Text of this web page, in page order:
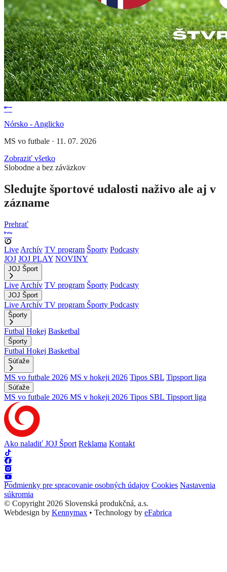
Nórsko - Anglicko
MS vo futbale · 11. 07. 2026
Zobraziť všetko
Slobodne a bez záväzkov
Sledujte športové udalosti naživo ale aj v
zázname
Prehrať
Live Archív TV program Športy Podcasty
JOJ JOJ PLAY NOVINY
JOJ Šport
Live Archív TV program Športy Podcasty
JOJ Šport
Live Archív TV program Športy Podcasty
Športy
Futbal Hokej Basketbal
Športy
Futbal Hokej Basketbal
Súťaže
MS vo futbale 2026 MS v hokeji 2026 Tipos SBL Tipsport liga
Súťaže
MS vo futbale 2026 MS v hokeji 2026 Tipos SBL Tipsport liga
Ako naladiť JOJ Šport Reklama Kontakt
Podmienky pre spracovanie osobných údajov Cookies Nastavenia
súkromia
© Copyright 2026 Slovenská produkčná, a.s.
Webdesign by Kennymax • Technology by eFabrica